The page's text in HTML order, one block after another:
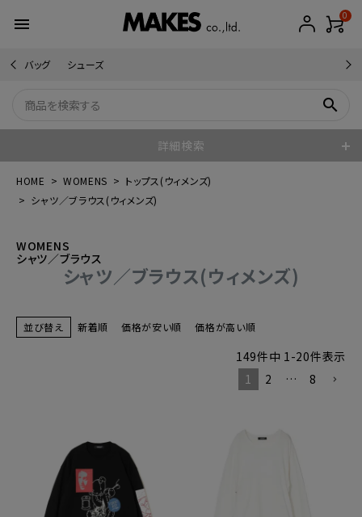
menu 0
バッグ シューズ
search
詳細検索
HOME WOMENS
トップス(ウィメンズ)
シャツ／ブラウス(ウィメンズ)
WOMENS
シャツ／ブラウス
シャツ／ブラウス(ウィメンズ)
並び替え 新着順 価格が安い順 価格が高い順
149件中 1-20件表示
1
2 … 8